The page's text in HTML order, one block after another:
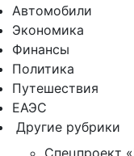
Автомобили
Экономика
Финансы
Политика
Путешествия
ЕАЭС
Другие рубрики
Спецпроект